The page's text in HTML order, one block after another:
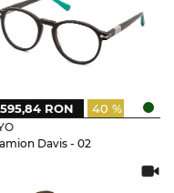
Davis - 02
40 %
595,84 RON